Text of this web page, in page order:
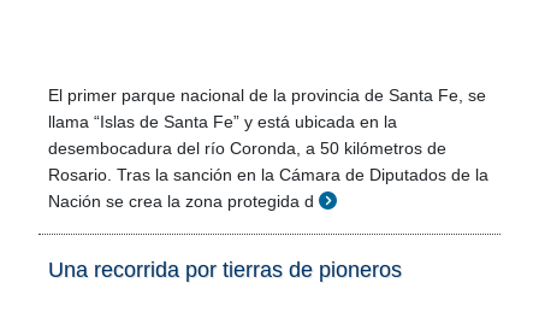
El primer parque nacional de la provincia de Santa Fe, se
llama “Islas de Santa Fe” y está ubicada en la
desembocadura del río Coronda, a 50 kilómetros de
Rosario. Tras la sanción en la Cámara de Diputados de la
Nación se crea la zona protegida d
Una recorrida por tierras de pioneros